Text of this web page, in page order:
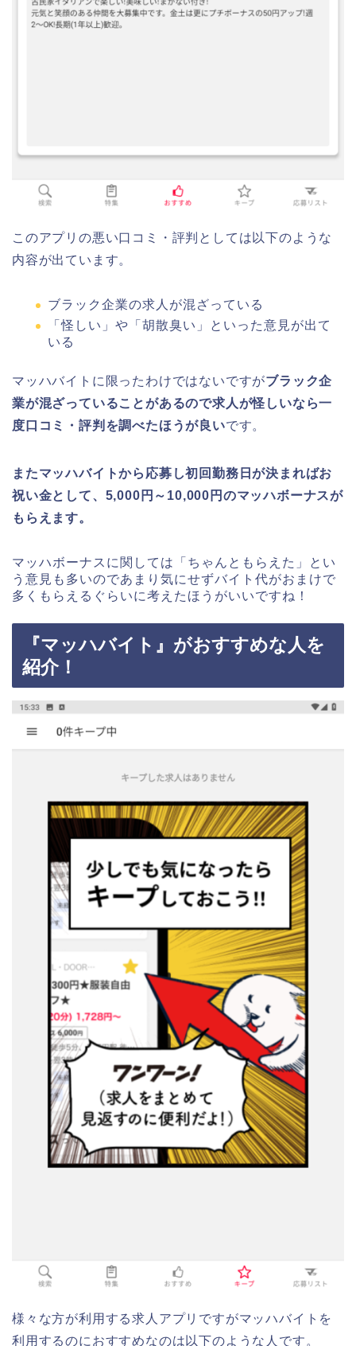
このアプリの悪い口コミ・評判としては以下のような
内容が出ています。
ブラック企業の求人が混ざっている
「怪しい」や「胡散臭い」といった意見が出て
いる
マッハバイトに限ったわけではないですがブラック企
業が混ざっていることがあるので求人が怪しいなら一
度口コミ・評判を調べたほうが良いです。
またマッハバイトから応募し初回勤務日が決まればお
祝い金として、5,000円～10,000円のマッハボーナスが
もらえます。
マッハボーナスに関しては「ちゃんともらえた」とい
う意見も多いのであまり気にせずバイト代がおまけで
多くもらえるぐらいに考えたほうがいいですね！
『マッハバイト』がおすすめな人を
紹介！
様々な方が利用する求人アプリですがマッハバイトを
利用するのにおすすめなのは以下のような人です。